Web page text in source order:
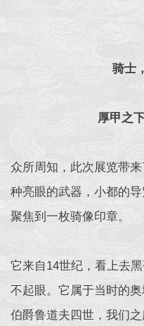
骑士
厚甲之
众所周知，此次展览带
种亮眼的武器，小都的
聚焦到一枚骑像印章。
它来自14世纪，看上去
不起眼。它属于当时的
伯爵鲁道夫四世，我们